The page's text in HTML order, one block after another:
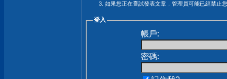
如果您正在嘗試發表文章，管理員可能已經禁止
登入
帳戶:
密碼: